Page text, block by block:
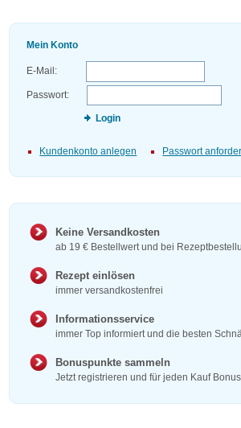
Mein Konto
E-Mail:
Passwort:
Login
Kundenkonto anlegen Passwort
Keine Versandkosten
ab 19 € Bestellwert und bei
Rezept einlösen
immer versandkostenfrei
Informationsservice
immer Top informiert und die besten
Bonuspunkte sammeln
Jetzt registrieren und für jeden Kauf